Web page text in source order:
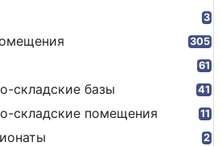
3
305
61
складские базы 41
складские помещения 11
2